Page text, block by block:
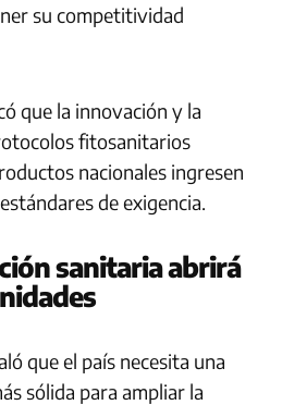
su competitividad
que la innovación y la
fitosanitarios
nacionales ingresen
de exigencia.
sanitaria abrirá
que el país necesita una
sólida para ampliar la